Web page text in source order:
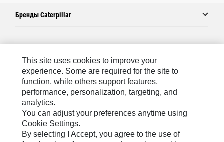
Бренды Caterpillar
Связаться С Caterpillar
Карта Сайта
Cookie Settings
Юридическая Информация
Конфиденциальность Личных Данных
This site uses cookies to improve your
experience. Some are required for the site to
function, while others support features,
performance, personalization, targeting, and
analytics.
You can adjust your preferences anytime using
Cookie Settings.
By selecting I Accept, you agree to the use of